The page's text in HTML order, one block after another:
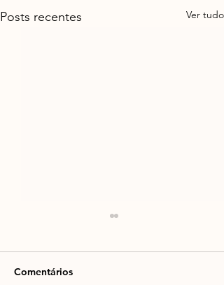
Posts recentes Ver tudo
Comentários